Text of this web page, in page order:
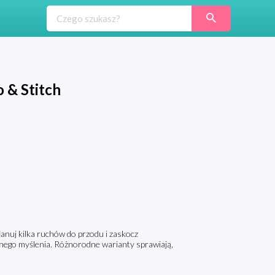
& Stitch
kilka ruchów do przodu i zaskocz
myślenia. Różnorodne warianty sprawiają,